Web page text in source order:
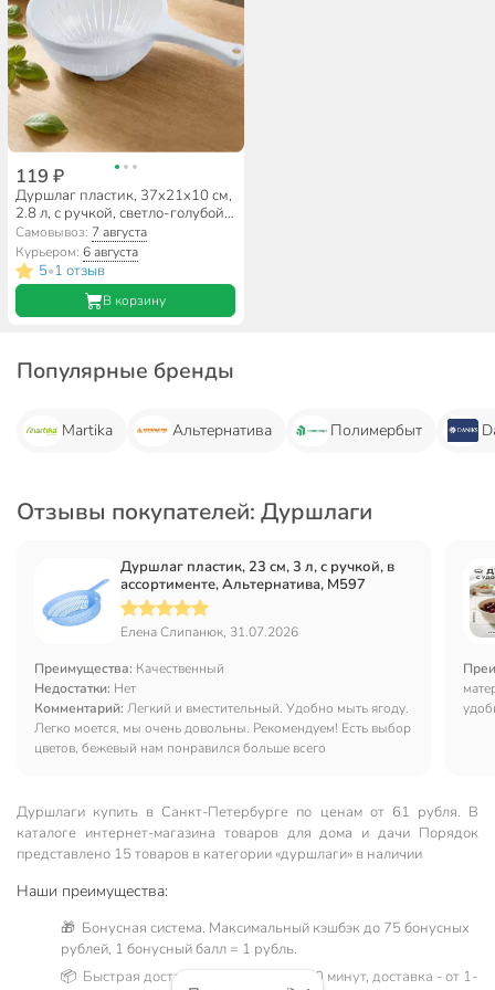
119 ₽
Дуршлаг пластик, 37x21x10 см,
2.8 л, с ручкой, светло-голубой,
Martika, Кристи, С44СГЛ
Самовывоз: 7 августа
Курьером:6 августа
5•1 отзыв
В корзину
Популярные бренды
Martika Альтернатива Полимербыт
Отзывы покупателей: Дуршлаги
Дуршлаг пластик, 23 см, 3 л, с ручкой, в
ассортименте, Альтернатива, М597
Елена Слипанюк, 31.07.2026
Преимущества: Качественный
Недостатки: Нет
Комментарий: Легкий и вместительный. Удобно мыть ягоду.
Легко моется, мы очень довольны. Рекомендуем! Есть выбор
цветов, бежевый нам понравился больше всего
Дуршлаги купить в Санкт-Петербургe по ценам от 61 рубля. В
каталоге интернет-магазина товаров для дома и дачи Порядок
представлено 15 товаров в категории «дуршлаги» в наличии
Наши преимущества:
🎁 Бонусная система. Максимальный кэшбэк до 75 бонусных
рублей, 1 бонусный балл = 1 рубль.
📦 Быстрая доставка. Самовывоз от 60 минут, доставка - от 1-